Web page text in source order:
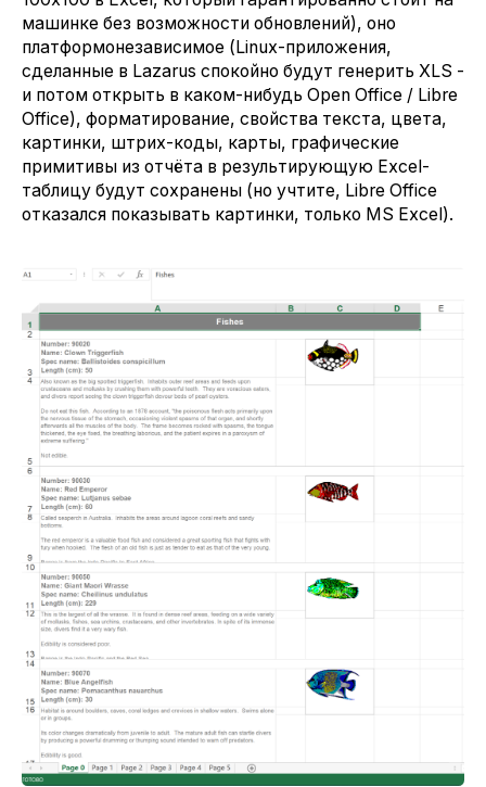
машинке без возможности обновлений), оно
платформонезависимое (Linux-приложения,
сделанные в Lazarus спокойно будут генерить XLS -
и потом открыть в каком-нибудь Open Office / Libre
Office), форматирование, свойства текста, цвета,
картинки, штрих-коды, карты, графические
примитивы из отчёта в результирующую Excel-
таблицу будут сохранены (но учтите, Libre Office
отказался показывать картинки, только MS Excel).